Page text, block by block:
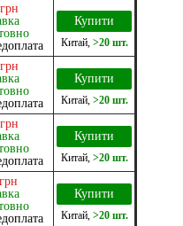
грн
Купити
Китай, >20 шт.
грн
Купити
Китай, >20 шт.
грн
Купити
Китай, >20 шт.
грн
Купити
Китай, >20 шт.